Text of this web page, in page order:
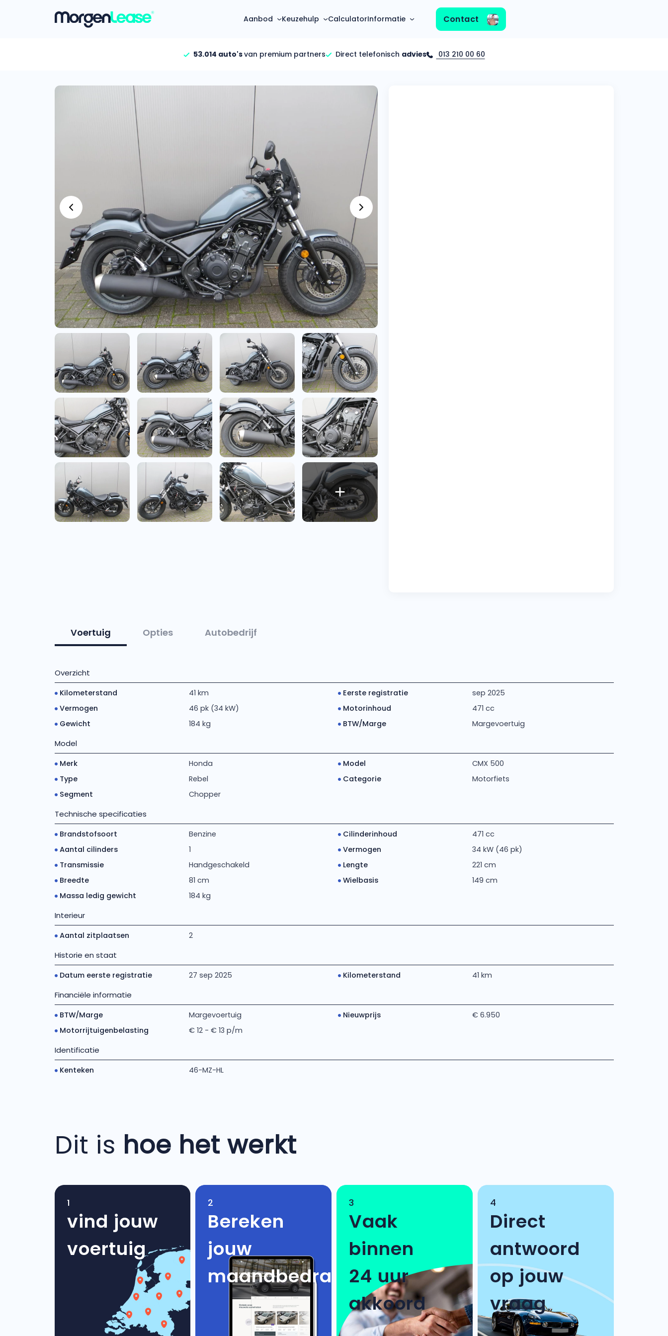
Aanbod
Bekijk alle electrische auto’s
Bedrijfswagens
Bekijk alle bedrijfswagens
Budgetwagens
Bekijk alle budgetwagens
Volvo
(1000+ auto's)
Audi
(2000+ auto's)
BMW
(2000+ auto's)
Keuzehulp
Offerte vergelijken
Wij geven jou een betere deal
CalculatorInformatie
Over ons
Gehele FAQ’s
Bekijk volledige FAQ’s
Zakelijk
Vragen over zakelijk
Particulier
Vragen over particulier
Jouw aanvraag
Vragen over jouw aanvraag
Leasevormen
Vragen over leasevormen
Contact
53.014 auto'svan premium partners Direct telefonisch advies 013 210 00 60
Voertuig Opties Autobedrijf
Overzicht
Kilometerstand 41 km Eerste registratie
sep 2025
Vermogen
46 pk (34 kW) Motorinhoud
471 cc
Gewicht
184 kg BTW/Marge Margevoertuig
Model
Merk Honda Model
CMX 500
Type
Rebel Categorie
Motorfiets
Segment
Chopper
Technische specificaties
Brandstofsoort Benzine Cilinderinhoud
471 cc
Aantal cilinders
1 Vermogen
34 kW (46 pk)
Transmissie
Handgeschakeld Lengte
221 cm
Breedte
81 cm Wielbasis
149 cm
Massa ledig gewicht
184 kg
Interieur
Aantal zitplaatsen 2
Historie en staat
Datum eerste registratie 27 sep 2025 Kilometerstand 41 km
Financiële informatie
BTW/Marge Margevoertuig Nieuwprijs
€ 6.950
Motorrijtuigenbelasting
€ 12 - € 13 p/m
Identificatie
Kenteken 46-MZ-HL
Dit is hoe het werkt
1
vind jouw
voertuig
2
Bereken
jouw
maandbedrag
3
Vaak
binnen
24 uur
akkoord
4
Direct
antwoord
op jouw
vraag